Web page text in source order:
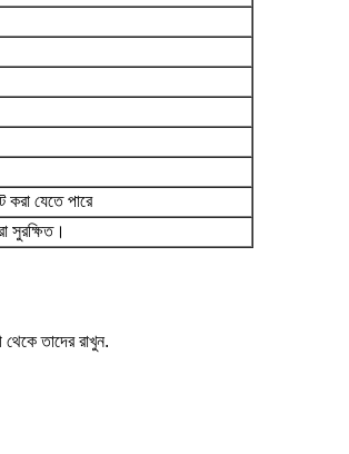
করা যেতে পারে
সুরক্ষিত।
তাদের রাখুন.